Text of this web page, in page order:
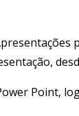
Point,